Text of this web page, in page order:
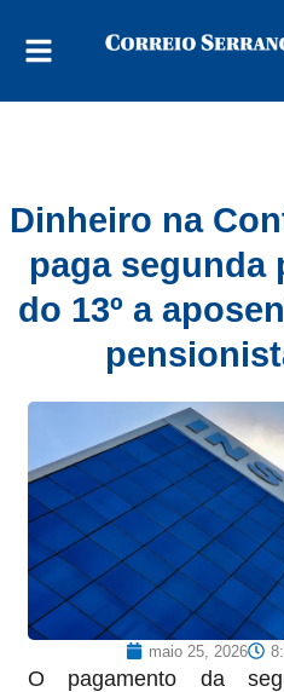
Dinheiro na
paga segunda
do 13º a
maio 25, 2026
O pagamento da